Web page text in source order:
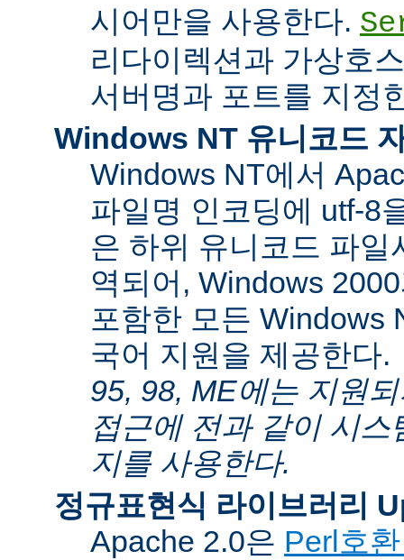
시어만을 사용한다.
리다이렉션과 가상호
서버명과 포트를 지정
Windows NT 유니코드
Windows NT에서
파일명 인코딩에 utf-8
은 하위 유니코드 파일
역되어, Windows
포함한 모든 Windows
국어 지원을 제공한다.
95, 98, ME에는 지원
접근에 전과 같이 시
지를 사용한다.
정규표현식 라이브러리
Apache 2.0은 Perl호